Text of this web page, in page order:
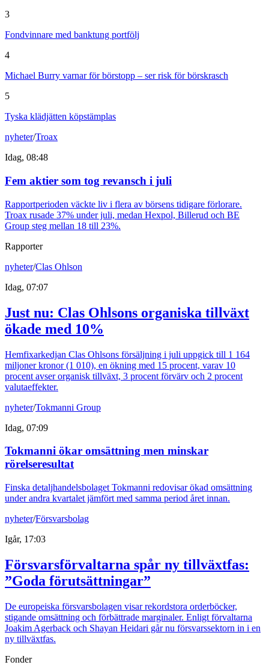
3
Fondvinnare med banktung portfölj
4
Michael Burry varnar för börstopp – ser risk för börskrasch
5
Tyska klädjätten köpstämplas
nyheter/Troax
Idag, 08:48
Fem aktier som tog revansch i juli
Rapportperioden väckte liv i flera av börsens tidigare förlorare.
Troax rusade 37% under juli, medan Hexpol, Billerud och BE
Group steg mellan 18 till 23%.
Rapporter
nyheter/Clas Ohlson
Idag, 07:07
Just nu: Clas Ohlsons organiska tillväxt
ökade med 10%
Hemfixarkedjan Clas Ohlsons försäljning i juli uppgick till 1 164
miljoner kronor (1 010), en ökning med 15 procent, varav 10
procent avser organisk tillväxt, 3 procent förvärv och 2 procent
valutaeffekter.
nyheter/Tokmanni Group
Idag, 07:09
Tokmanni ökar omsättning men minskar
rörelseresultat
Finska detaljhandelsbolaget Tokmanni redovisar ökad omsättning
under andra kvartalet jämfört med samma period året innan.
nyheter/Försvarsbolag
Igår, 17:03
Försvarsförvaltarna spår ny tillväxtfas:
”Goda förutsättningar”
De europeiska försvarsbolagen visar rekordstora orderböcker,
stigande omsättning och förbättrade marginaler. Enligt förvaltarna
Joakim Agerback och Shayan Heidari går nu försvarssektorn in i en
ny tillväxtfas.
Fonder